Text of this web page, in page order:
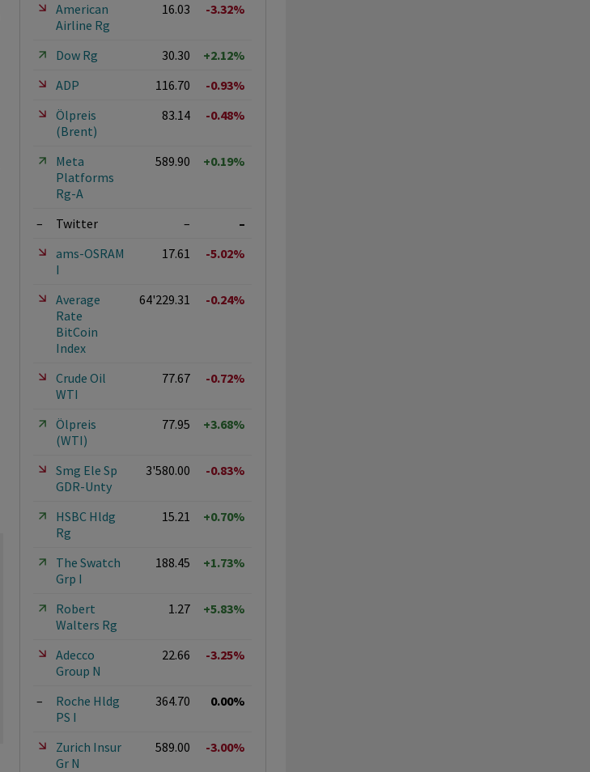
American
Airline Rg
16.03 -3.32%
Dow Rg 30.30
+2.12%
ADP
116.70
-0.93%
Ölpreis
(Brent)
83.14 -0.48%
Meta
Platforms
Rg-A
589.90 +0.19%
– Twitter –
–
ams-OSRAM
I
17.61 -5.02%
Average
Rate
BitCoin
Index
64'229.31 -0.24%
Crude Oil
WTI
77.67 -0.72%
Ölpreis
(WTI)
77.95 +3.68%
Smg Ele Sp
GDR-Unty
3'580.00 -0.83%
HSBC Hldg
Rg
15.21 +0.70%
The Swatch
Grp I
188.45 +1.73%
Robert
Walters Rg
1.27 +5.83%
Adecco
Group N
22.66 -3.25%
–
Roche Hldg
PS I
364.70 0.00%
Zurich Insur
Gr N
589.00 -3.00%